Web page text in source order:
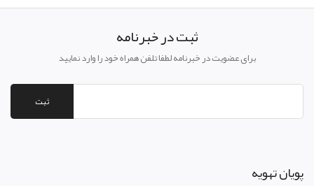
ثبت در خبرنامه
برای عضویت در خبرنامه لطفا تلفن همراه خود را وارد نمایید
ثبت
پويان تهويه